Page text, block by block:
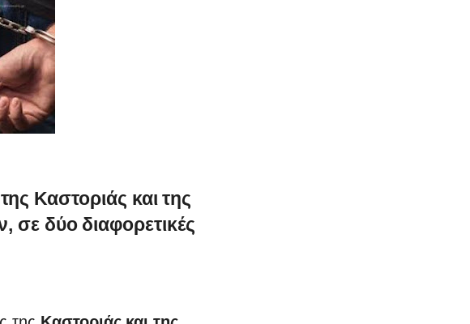
Καστοριάς και της
σε δύο διαφορετικές